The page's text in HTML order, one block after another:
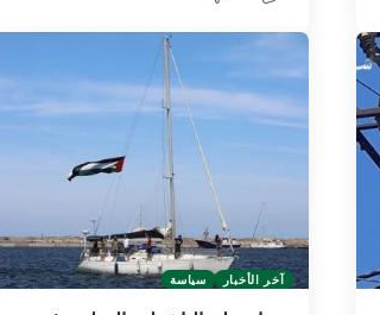
آخر الأخبار سياسة